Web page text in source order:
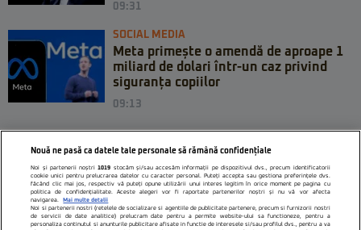
09:31
SOCIAL MEDIA
Meta primește o amendă de aproape 1
miliard de dolari într-un caz privind
siguranța copiilor
09:13
Nouă ne pasă ca datele tale personale să rămână confidențiale
Noi și partenerii noștri1019 stocăm și/sau accesăm informații pe dispozitivul dvs., precum identificatorii
cookie unici pentru prelucrarea datelor cu caracter personal. Puteți accepta sau gestiona preferințele dvs.
făcând clic mai jos, respectiv vă puteți opune utilizării unui interes legitim în orice moment pe pagina cu
politica de confidențialitate. Aceste alegeri vor fi raportate partenerilor noștri și nu vă vor afecta
navigarea.
Mai multe detalii
Noi si partenerii nostri (retelele de socializare si agentiile de publicitate partenere, precum si furnizorii nostri
de servicii de date analitice) prelucram date pentru a permite website-ului sa functioneze, pentru a
personaliza continutul si anunturile publicitare afisate in functie de interesele si/sau profilul dvs., pentru a va